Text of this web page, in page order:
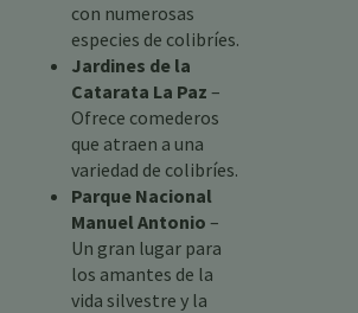
con numerosas
especies de colibríes.
Jardines de la
Catarata La Paz –
Ofrece comederos
que atraen a una
variedad de colibríes.
Parque Nacional
Manuel Antonio –
Un gran lugar para
los amantes de la
vida silvestre y la